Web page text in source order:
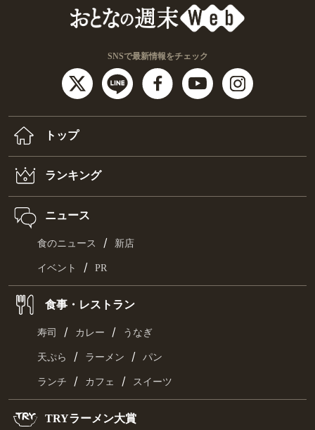
SNSで最新情報をチェック
トップ
ランキング
ニュース
食のニュース / 新店
イベント / PR
食事・レストラン
寿司 / カレー / うなぎ
天ぷら / ラーメン / パン
ランチ / カフェ / スイーツ
TRYラーメン大賞